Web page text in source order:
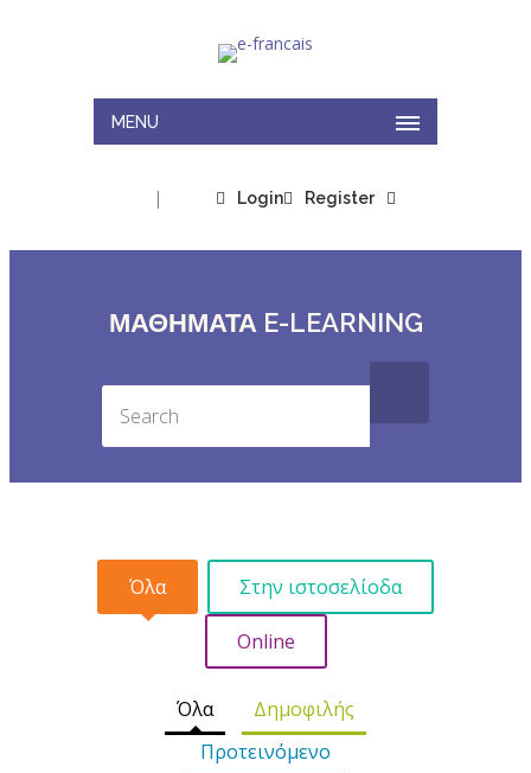
MENU
Login
| Register
ΜΑΘΉΜΑΤΑ E-LEARNING
Όλα Στην ιστοσελίοδα
Online
Όλα
Δημοφιλής
Προτεινόμενο